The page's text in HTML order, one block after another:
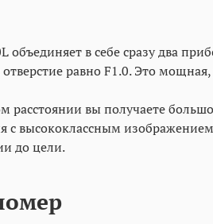
в себе сразу два
равно F1.0. Это мощная,
вы получаете
с высококлассным
до цели.